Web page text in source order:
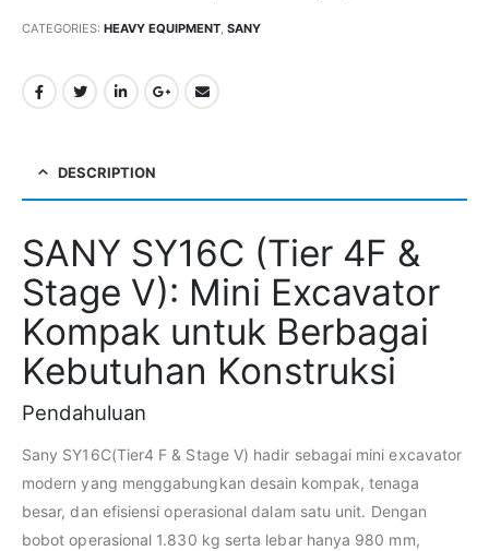
CATEGORIES: HEAVY EQUIPMENT, SANY
DESCRIPTION
SANY SY16C (Tier 4F &
Stage V): Mini Excavator
Kompak untuk Berbagai
Kebutuhan Konstruksi
Pendahuluan
Sany SY16C(Tier4 F & Stage Ⅴ) hadir sebagai mini excavator
modern yang menggabungkan desain kompak, tenaga
besar, dan efisiensi operasional dalam satu unit. Dengan
bobot operasional 1.830 kg serta lebar hanya 980 mm,